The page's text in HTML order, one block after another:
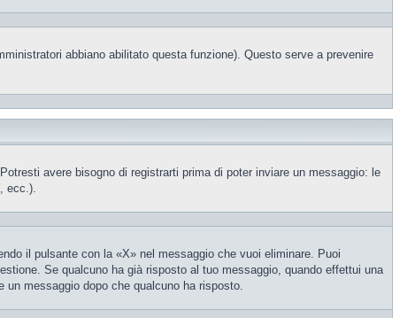
abbiano abilitato questa funzione). Questo serve a prevenire
avere bisogno di registrarti prima di poter inviare un messaggio: le
, ecc.).
il pulsante con la «X» nel messaggio che vuoi eliminare. Puoi
Se qualcuno ha già risposto al tuo messaggio, quando effettui una
un messaggio dopo che qualcuno ha risposto.